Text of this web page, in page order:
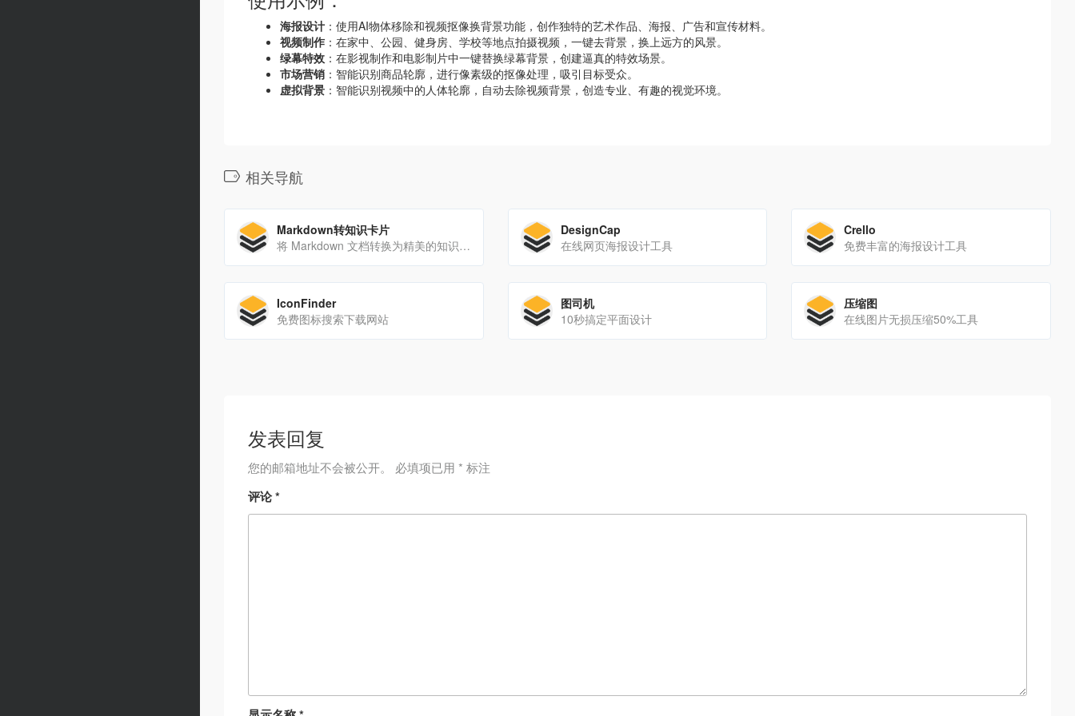
海报设计 ：使用AI物体移除和视频抠像换背景功能，创作独特的艺术作品、海报、广告和宣传材料。
视频制作 ：在家中、公园、健身房、学校等地点拍摄视频，一键去背景，换上远方的风景。
绿幕特效 ：在影视制作和电影制片中一键替换绿幕背景，创建逼真的特效场景。
市场营销 ：智能识别商品轮廓，进行像素级的抠像处理，吸引目标受众。
虚拟背景 ：智能识别视频中的人体轮廓，自动去除视频背景，创造专业、有趣的视觉环境。
相关导航
Markdown转知识卡片
将 Markdown 文档转换为精美的知识卡片，支持多种风格
DesignCap
在线网页海报设计工具
Crello
免费丰富的海报设计工具
IconFinder
免费图标搜索下载网站
图司机
10秒搞定平面设计
压缩图
在线图片无损压缩50%工具
发表回复
您的邮箱地址不会被公开。 必填项已用 * 标注
评论*